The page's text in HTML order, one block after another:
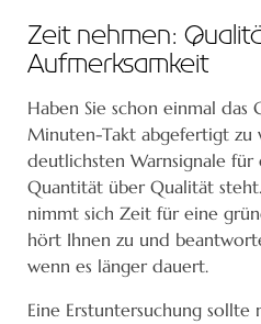
Zeit nehmen:
Aufmerksamkeit
Haben Sie schon einmal das
Minuten-Takt abgefertigt zu
deutlichsten Warnsignale für
Quantität über Qualität
nimmt sich Zeit für eine
hört Ihnen zu und
wenn es länger dauert.
Eine Erstuntersuchung sollte